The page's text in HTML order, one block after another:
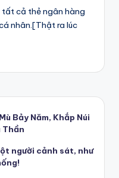
tất cả thẻ ngân hàng
nhân.[Thật ra lúc
Bảy Năm, Khắp Núi
Thần
người cảnh sát, như